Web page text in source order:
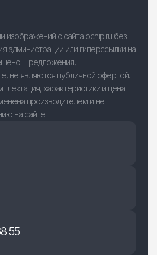
изображений с сайта ochip.ru без
администрации или гиперссылки на
Предложения,
не являются публичной офертой.
характеристики и цена
производителем и не
на сайте.
55